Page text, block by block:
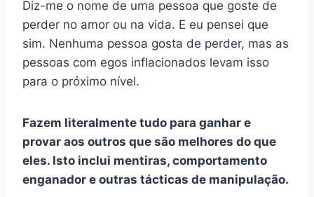
Diz-me o nome de uma pessoa que goste de
perder no amor ou na vida. E eu pensei que
sim. Nenhuma pessoa gosta de perder, mas as
pessoas com egos inflacionados levam isso
para o próximo nível.
Fazem literalmente tudo para ganhar e
provar aos outros que são melhores do que
eles. Isto inclui mentiras, comportamento
enganador e outras tácticas de manipulação.